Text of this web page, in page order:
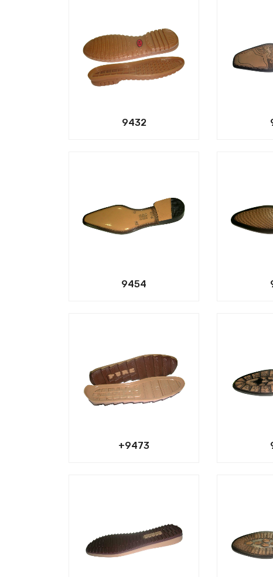
9432
9454
9473+